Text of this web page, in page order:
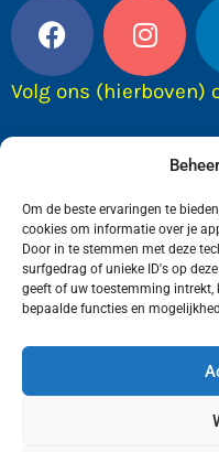
Om de beste ervaringen te
cookies om informatie over je
Door in te stemmen met deze
surfgedrag of unieke ID's op
geeft of uw toestemming intrekt,
bepaalde functies en
Volg ons (hierboven)
Wij van
in de Gemeente